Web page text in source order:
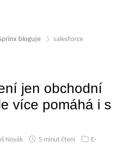
bloguje salesforce
jen obchodní
více pomáhá i s
Novák 5 minut čtení
E-